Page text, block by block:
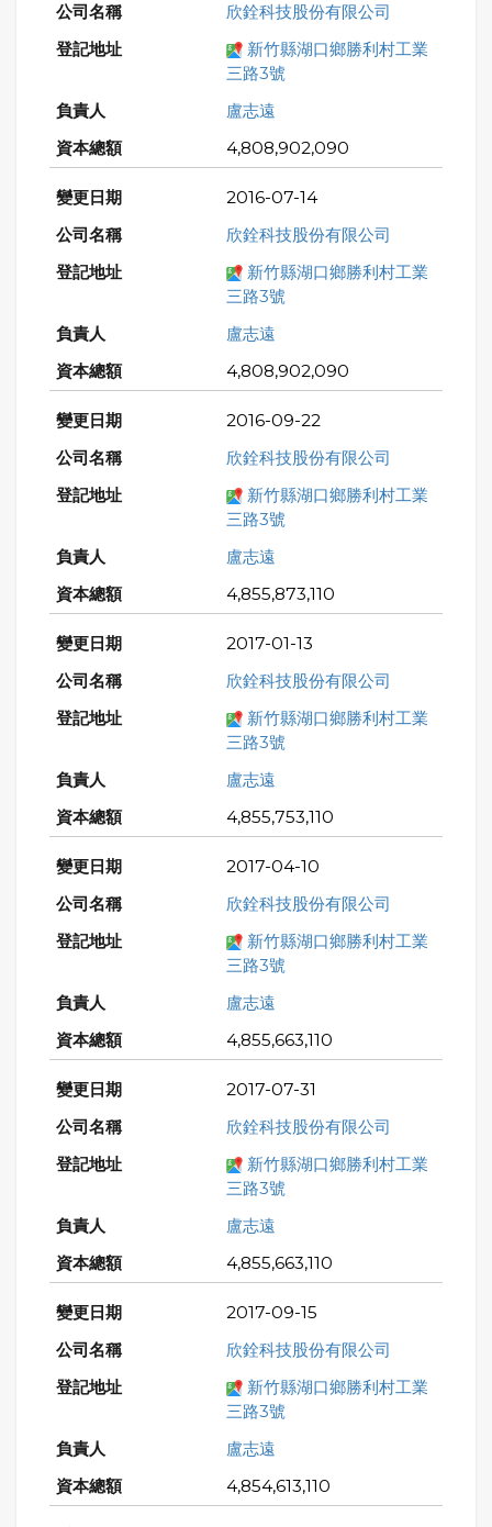
欣銓科技股份有限公司
新竹縣湖口鄉勝利村工業
三路3號
盧志遠
4,808,902,090
2016-07-14
欣銓科技股份有限公司
新竹縣湖口鄉勝利村工業
三路3號
盧志遠
4,808,902,090
2016-09-22
欣銓科技股份有限公司
新竹縣湖口鄉勝利村工業
三路3號
盧志遠
4,855,873,110
2017-01-13
欣銓科技股份有限公司
新竹縣湖口鄉勝利村工業
三路3號
盧志遠
4,855,753,110
2017-04-10
欣銓科技股份有限公司
新竹縣湖口鄉勝利村工業
三路3號
盧志遠
4,855,663,110
2017-07-31
欣銓科技股份有限公司
新竹縣湖口鄉勝利村工業
三路3號
盧志遠
4,855,663,110
2017-09-15
欣銓科技股份有限公司
新竹縣湖口鄉勝利村工業
三路3號
盧志遠
4,854,613,110